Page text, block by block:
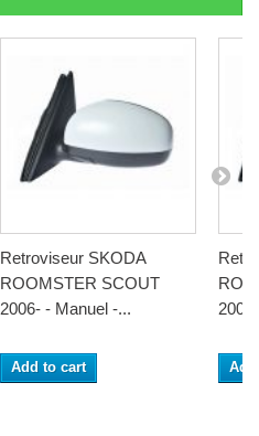
Retroviseur SKODA
ROOMSTER SCOUT
2006- - Manuel -...
Add to cart